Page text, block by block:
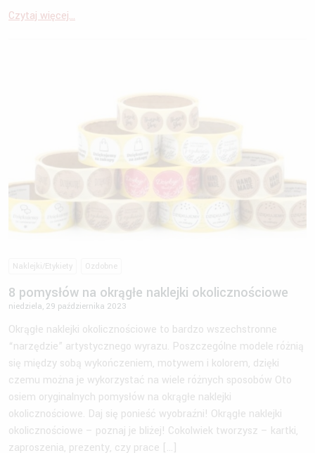
Czytaj więcej...
Naklejki/Etykiety Ozdobne
8 pomysłów na okrągłe naklejki okolicznościowe
niedziela, 29 października 2023
Okrągłe naklejki okolicznościowe to bardzo wszechstronne
“narzędzie” artystycznego wyrazu. Poszczególne modele różnią
się między sobą wykończeniem, motywem i kolorem, dzięki
czemu można je wykorzystać na wiele różnych sposobów Oto
osiem oryginalnych pomysłów na okrągłe naklejki
okolicznościowe. Daj się ponieść wyobraźni! Okrągłe naklejki
okolicznościowe – poznaj je bliżej! Cokolwiek tworzysz – kartki,
zaproszenia, prezenty, czy prace […]